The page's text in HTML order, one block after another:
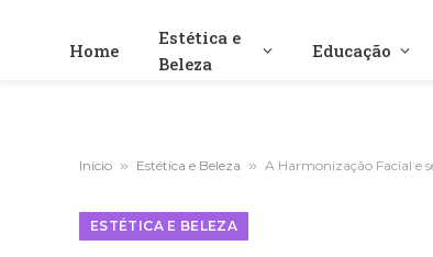
Home
Estética e
Beleza
Educação
Início » Estética e Beleza » A Harmonização Facial e
ESTÉTICA E BELEZA